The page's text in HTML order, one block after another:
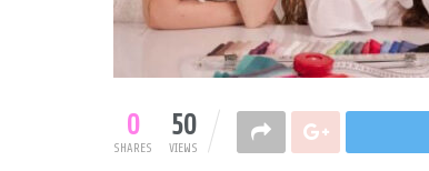
0
SHARES 50
VIEWS